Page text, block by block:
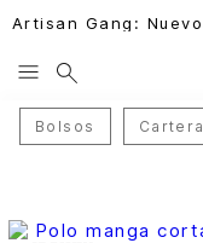
Artisan Gang:
Bolsos